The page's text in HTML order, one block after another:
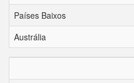
Países Baixos
Austrália